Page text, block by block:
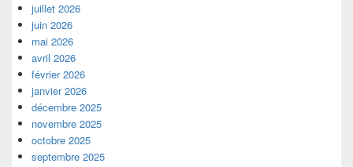
juillet 2026
juin 2026
mai 2026
avril 2026
février 2026
janvier 2026
décembre 2025
novembre 2025
octobre 2025
septembre 2025